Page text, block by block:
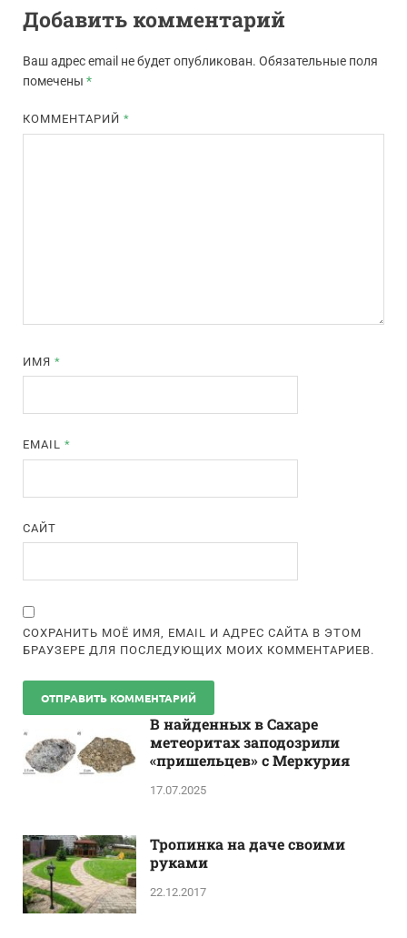
Добавить комментарий
Ваш адрес email не будет опубликован. Обязательные поля
помечены *
КОММЕНТАРИЙ*
ИМЯ*
EMAIL*
САЙТ
СОХРАНИТЬ МОЁ ИМЯ, EMAIL И АДРЕС САЙТА В ЭТОМ
БРАУЗЕРЕ ДЛЯ ПОСЛЕДУЮЩИХ МОИХ КОММЕНТАРИЕВ.
В найденных в Сахаре
метеоритах заподозрили
«пришельцев» с Меркурия
17.07.2025
Тропинка на даче своими
руками
22.12.2017